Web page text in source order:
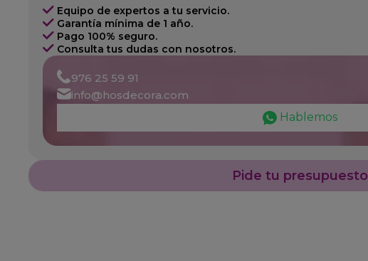
Equipo de expertos a tu servicio.
Garantía mínima de 1 año.
Pago 100% seguro.
Consulta tus dudas con nosotros.
976 25 59 91
info@hosdecora.com
Hablemos
Pide tu presupuesto